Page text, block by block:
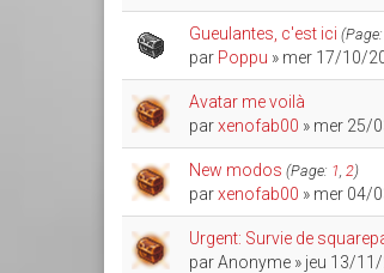
Gueulantes, c'est ici (Page:
par Poppu » mer 17/10/
Avatar me voilà
parxenofab00 » mer 25/
New modos (Page: 1, 2)
parxenofab00 » mer 04/
Urgent: Survie de
parAnonyme » jeu 13/